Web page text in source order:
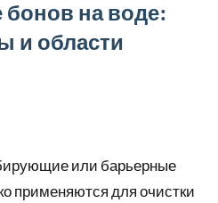
на воде:
и области
или барьерные
применяются для очистки